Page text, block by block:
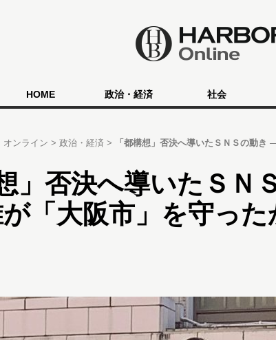
HOME 政治・経済 社会
オンライン 政治・経済
「都構想」否決へ導いたＳＮＳの動き
」否決へ導いたＳＮ
「大阪市」を守った